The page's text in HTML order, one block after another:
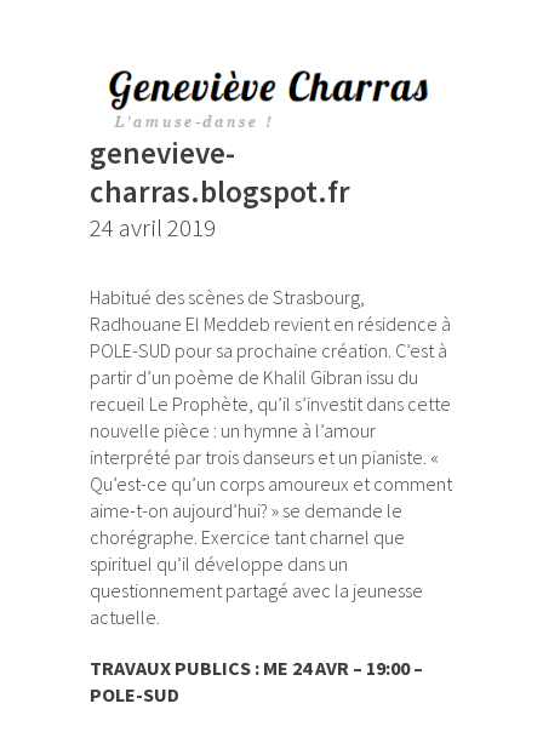
genevieve-
charras.blogspot.fr
24 avril 2019
Habitué des scènes de Strasbourg,
Radhouane El Meddeb revient en résidence à
POLE-SUD pour sa prochaine création. C’est à
partir d’un poème de Khalil Gibran issu du
recueil Le Prophète, qu’il s’investit dans cette
nouvelle pièce : un hymne à l’amour
interprété par trois danseurs et un pianiste. «
Qu’est-ce qu’un corps amoureux et comment
aime-t-on aujourd’hui? » se demande le
chorégraphe. Exercice tant charnel que
spirituel qu’il développe dans un
questionnement partagé avec la jeunesse
actuelle.
TRAVAUX PUBLICS : ME 24 AVR – 19:00 –
POLE-SUD